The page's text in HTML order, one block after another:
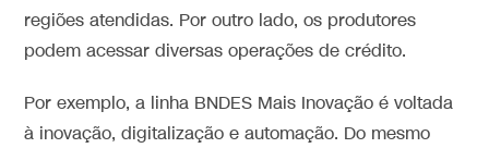
regiões atendidas. Por outro lado, os produtores
podem acessar diversas operações de crédito.
Por exemplo, a linha BNDES Mais Inovação é voltada
à inovação, digitalização e automação. Do mesmo